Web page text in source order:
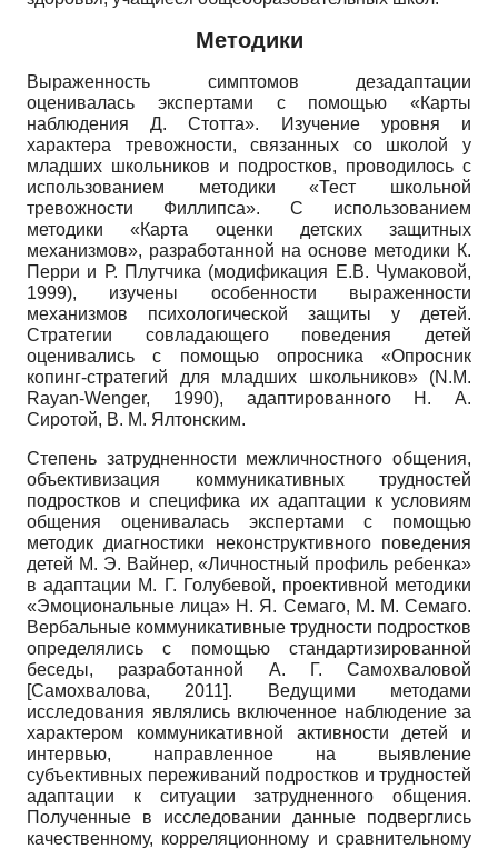
Методики
Выраженность симптомов дезадаптации
оценивалась экспертами с помощью «Карты
наблюдения Д. Стотта». Изучение уровня и
характера тревожности, связанных со школой у
младших школьников и подростков, проводилось с
использованием методики «Тест школьной
тревожности Филлипса». С использованием
методики «Карта оценки детских защитных
механизмов», разработанной на основе методики К.
Перри и Р. Плутчика (модификация Е.В. Чумаковой,
1999), изучены особенности выраженности
механизмов психологической защиты у детей.
Стратегии совладающего поведения детей
оценивались с помощью опросника «Опросник
копинг-стратегий для младших школьников» (N.M.
Rayan-Wenger, 1990), адаптированного Н. А.
Сиротой, В. М. Ялтонским.
Степень затрудненности межличностного общения,
объективизация коммуникативных трудностей
подростков и специфика их адаптации к условиям
общения оценивалась экспертами с помощью
методик диагностики неконструктивного поведения
детей М. Э. Вайнер, «Личностный профиль ребенка»
в адаптации М. Г. Голубевой, проективной методики
«Эмоциональные лица» Н. Я. Семаго, М. М. Семаго.
Вербальные коммуникативные трудности подростков
определялись с помощью стандартизированной
беседы, разработанной А. Г. Самохваловой
[Самохвалова, 2011]. Ведущими методами
исследования являлись включенное наблюдение за
характером коммуникативной активности детей и
интервью, направленное на выявление
субъективных переживаний подростков и трудностей
адаптации к ситуации затрудненного общения.
Полученные в исследовании данные подверглись
качественному, корреляционному и сравнительному